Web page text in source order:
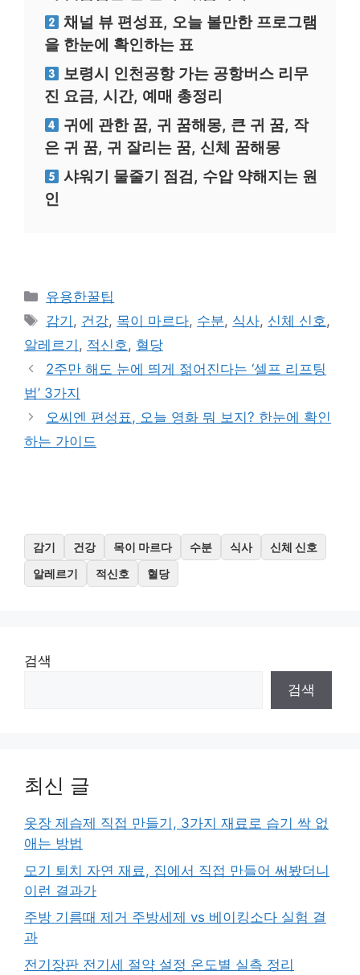
채널 뷰 편성표, 오늘 볼만한 프로그램
을 한눈에 확인하는 표
보령시 인천공항 가는 공항버스 리무
진 요금, 시간, 예매 총정리
귀에 관한 꿈, 귀 꿈해몽, 큰 귀 꿈, 작
은 귀 꿈, 귀 잘리는 꿈, 신체 꿈해몽
샤워기 물줄기 점검, 수압 약해지는 원
인
카
테
리
유용한꿀팁
태
그
감기 , 건강, 목이 마르다, 수분, 식사, 신체 신호,
알레르기 , 적신호, 혈당
2주만 해도 눈에 띄게 젊어진다는 ‘셀프 리프팅
법’ 3가지
오씨엔 편성표, 오늘 영화 뭐 보지? 한눈에 확인
하는 가이드
감기 건강 목이 마르다 수분 식사
신체 신호
알레르기
적신호 혈당
검색
검색
최신 글
옷장 제습제 직접 만들기, 3가지 재료로 습기 싹 없
애는 방법
모기 퇴치 자연 재료, 집에서 직접 만들어 써봤더니
이런 결과가
주방 기름때 제거 주방세제 vs 베이킹소다 실험 결
과
전기장판 전기세 절약 설정 온도별 실측 정리